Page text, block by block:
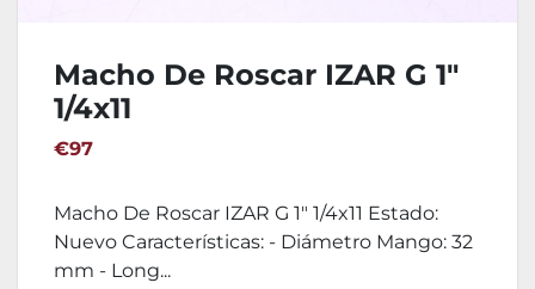
Macho De Roscar IZAR G 1"
1/4x11
€97
Macho De Roscar IZAR G 1" 1/4x11 Estado:
Nuevo Características: - Diámetro Mango: 32
mm - Long...